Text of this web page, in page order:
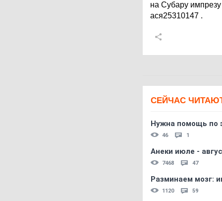
на Субару импрезу
ася25310147 .
СЕЙЧАС
Нужна помощь по
46 1
Анеки июле -
7468 47
Разминаем мозг:
1120 59